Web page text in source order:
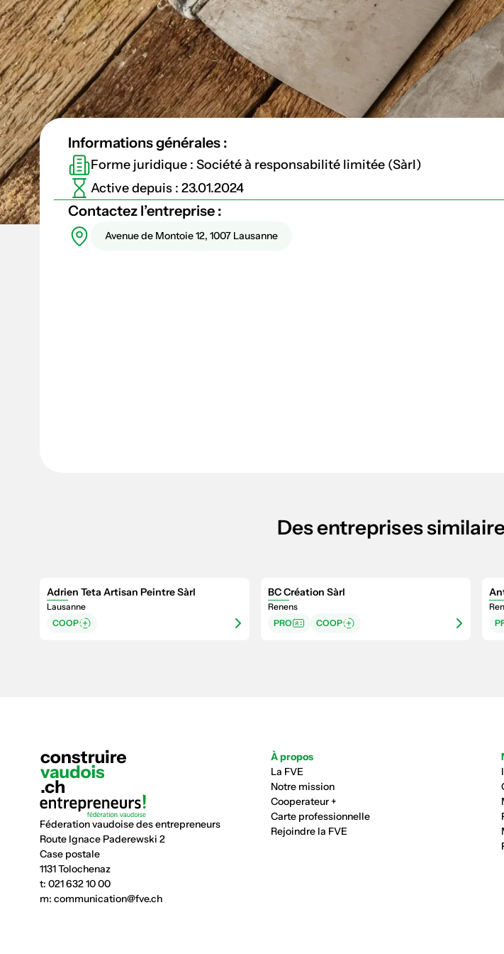
Informations générales :
Forme juridique : Société à responsabilité limitée (Sàrl)
Active depuis : 23.01.2024
Contactez l’entreprise :
Avenue de Montoie 12, 1007 Lausanne
Des entreprises
Adrien Teta Artisan Peintre Sàrl
Lausanne
COOP
BC Création Sàrl
Renens
PRO
COOP
Féderation vaudoise des entrepreneurs
Route Ignace Paderewski 2
Case postale
1131 Tolochenaz
t: 021 632 10 00
m: communication@fve.ch
À propos
La FVE
Notre mission
Cooperateur +
Carte professionnelle
Rejoindre la FVE